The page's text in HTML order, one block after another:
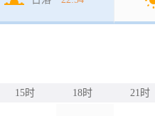
15时 18时 21时